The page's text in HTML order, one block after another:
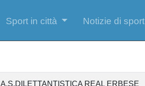
Sport in città Notizie di sport
A.S.DILETTANTISTICA REAL ERBESE